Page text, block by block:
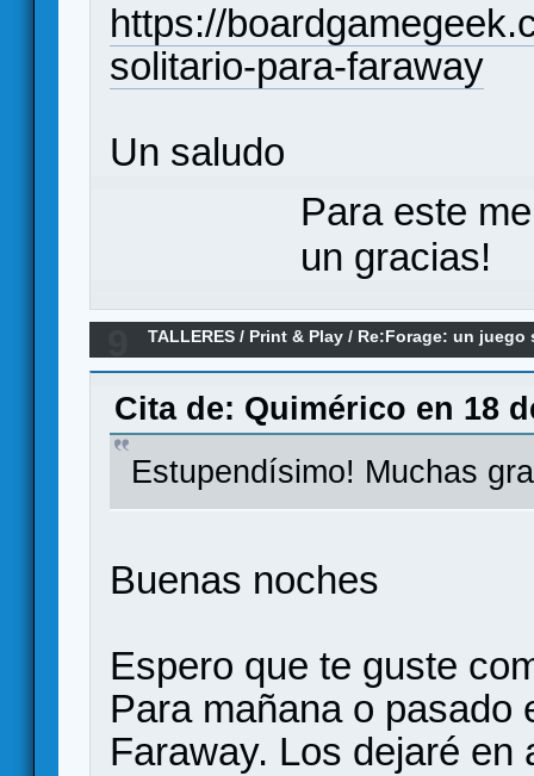
https://
solitario-para-faraway
Un saludo
Para este
un gracias!
TALLERES / Print & Play / Re:Forage: un juego
Cita de: Quimérico en 18
Estupendísimo! Muchas
Buenas noches
Espero que te guste
Para mañana o pasado
Faraway. Los dejaré en